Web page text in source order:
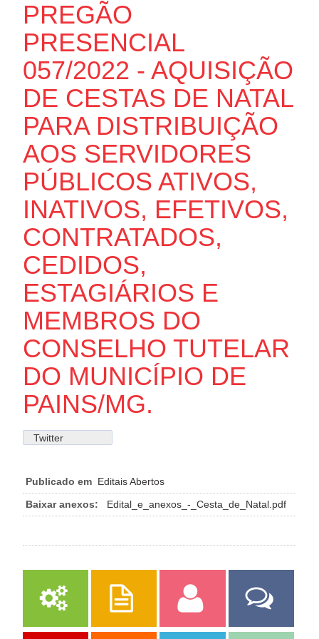
PREGÃO
PRESENCIAL
057/2022 - AQUISIÇÃO
DE CESTAS DE NATAL
PARA DISTRIBUIÇÃO
AOS SERVIDORES
PÚBLICOS ATIVOS,
INATIVOS, EFETIVOS,
CONTRATADOS,
CEDIDOS,
ESTAGIÁRIOS E
MEMBROS DO
CONSELHO TUTELAR
DO MUNICÍPIO DE
PAINS/MG.
Twitter
Publicado em Editais Abertos
Baixar anexos:
Edital_e_anexos_-_Cesta_de_Natal.pdf
Serviços Publicações Servidor
Fale Com a